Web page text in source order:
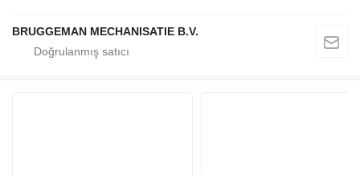
BRUGGEMAN MECHANISATIE B.V.